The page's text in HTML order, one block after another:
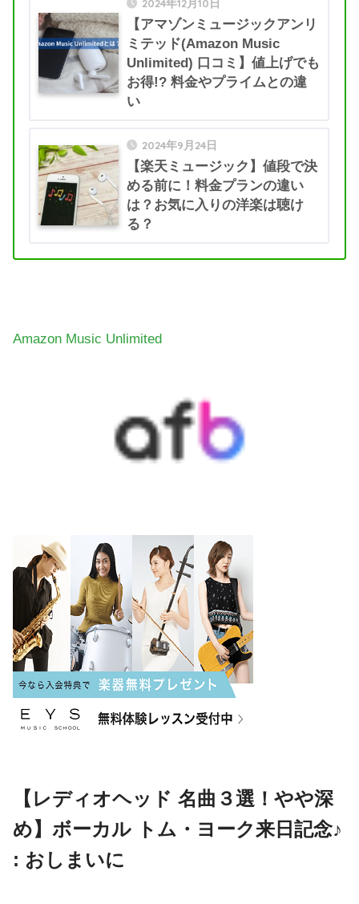
【アマゾンミュージックアンリ
ミテッド(Amazon Music
Unlimited) 口コミ】値上げでも
お得!? 料金やプライムとの違
い
2024年9月24日
【楽天ミュージック】値段で決
める前に！料金プランの違い
は？お気に入りの洋楽は聴け
る？
Amazon Music Unlimited
【レディオヘッド 名曲３選！やや深
め】ボーカル トム・ヨーク来日記念♪
: おしまいに